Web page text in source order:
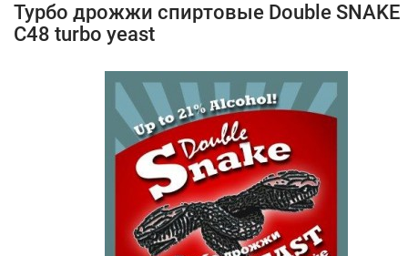
Турбо дрожжи спиртовые Double SNAKE
C48 turbo yeast